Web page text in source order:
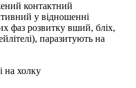
контактний
у відношенні
фаз розвитку вший, бліх,
паразитують на
на холку